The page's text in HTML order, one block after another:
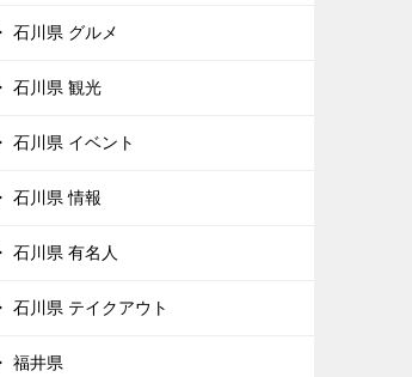
石川県 グルメ
石川県 観光
石川県 イベント
石川県 情報
石川県 有名人
石川県 テイクアウト
福井県